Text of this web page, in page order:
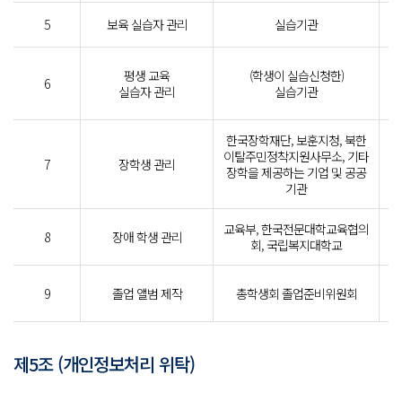
5 보육 실습자 관리 실습기관
6
평생 교육
실습자 관리
(학생이 실습신청한)
실습기관
7 장학생 관리
한국장학재단, 보훈지청, 북한
이탈주민정착지원사무소, 기타
장학을 제공하는 기업 및 공공
기관
8 장애 학생 관리
교육부, 한국전문대학교육협의
회, 국립복지대학교
9 졸업 앨범 제작 총학생회 졸업준비위원회
제5조 (개인정보처리 위탁)